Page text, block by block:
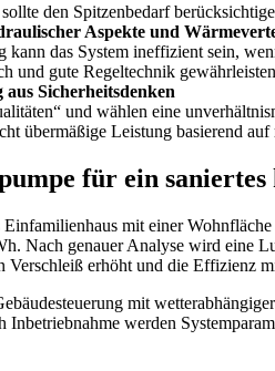
den Spitzenbedarf
Aspekte und
kann das System ineffizient sein,
und gute Regeltechnik
Sicherheitsdenken
und wählen eine
übermäßige Leistung basierend auf
für ein
mit einer
Nach genauer Analyse wird eine
Verschleiß erhöht und die Effizienz
mit
Inbetriebnahme werden